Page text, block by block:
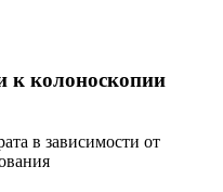
к колоноскопии
в зависимости от